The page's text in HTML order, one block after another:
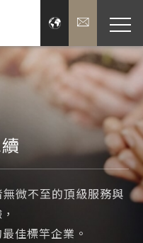
微不至的頂級服務與
佳標竿企業。
品牌
展示
新
投資